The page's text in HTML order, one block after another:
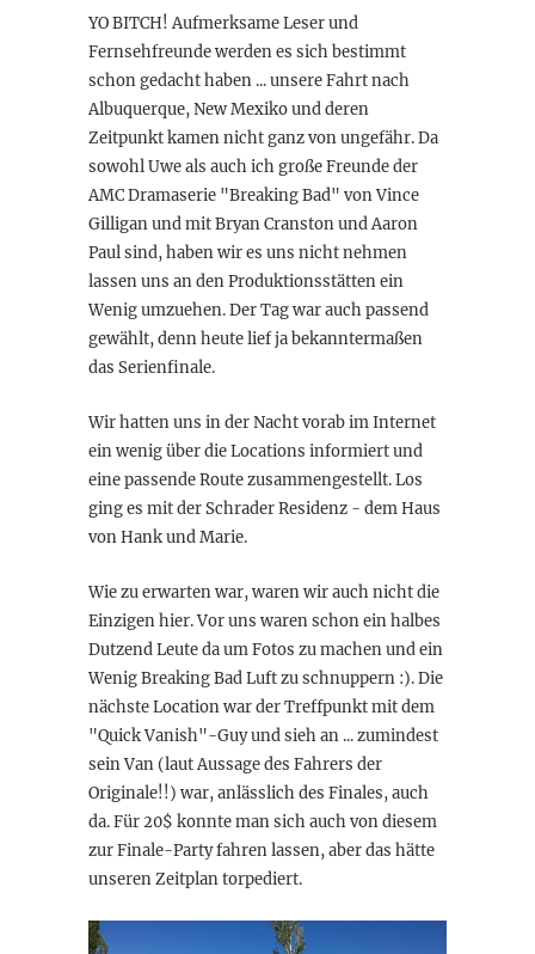
YO BITCH! Aufmerksame Leser und
Fernsehfreunde werden es sich bestimmt
schon gedacht haben ... unsere Fahrt nach
Albuquerque, New Mexiko und deren
Zeitpunkt kamen nicht ganz von ungefähr. Da
sowohl Uwe als auch ich große Freunde der
AMC Dramaserie "Breaking Bad" von Vince
Gilligan und mit Bryan Cranston und Aaron
Paul sind, haben wir es uns nicht nehmen
lassen uns an den Produktionsstätten ein
Wenig umzuehen. Der Tag war auch passend
gewählt, denn heute lief ja bekanntermaßen
das Serienfinale.
Wir hatten uns in der Nacht vorab im Internet
ein wenig über die Locations informiert und
eine passende Route zusammengestellt. Los
ging es mit der Schrader Residenz - dem Haus
von Hank und Marie.
Wie zu erwarten war, waren wir auch nicht die
Einzigen hier. Vor uns waren schon ein halbes
Dutzend Leute da um Fotos zu machen und ein
Wenig Breaking Bad Luft zu schnuppern :). Die
nächste Location war der Treffpunkt mit dem
"Quick Vanish"-Guy und sieh an ... zumindest
sein Van (laut Aussage des Fahrers der
Originale!!) war, anlässlich des Finales, auch
da. Für 20$ konnte man sich auch von diesem
zur Finale-Party fahren lassen, aber das hätte
unseren Zeitplan torpediert.